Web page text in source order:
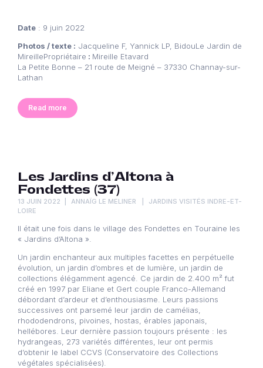
Date : 9 juin 2022
Photos / texte : Jacqueline F, Yannick LP, BidouLe Jardin de
MireillePropriétaire : Mireille Etavard
La Petite Bonne – 21 route de Meigné – 37330 Channay-sur-
Lathan
Read more
Les Jardins d’Altona à
Fondettes (37)
13 JUIN 2022 ANNAÏG LE MELINER
JARDINS VISITÉS INDRE-ET-
LOIRE
Il était une fois dans le village des Fondettes en Touraine les
« Jardins d’Altona ».
Un jardin enchanteur aux multiples facettes en perpétuelle
évolution, un jardin d’ombres et de lumière, un jardin de
collections élégamment agencé. Ce jardin de 2.400 m² fut
créé en 1997 par Eliane et Gert couple Franco-Allemand
débordant d’ardeur et d’enthousiasme. Leurs passions
successives ont parsemé leur jardin de camélias,
rhododendrons, pivoines, hostas, érables japonais,
hellébores. Leur dernière passion toujours présente : les
hydrangeas, 273 variétés différentes, leur ont permis
d’obtenir le label CCVS (Conservatoire des Collections
végétales spécialisées).